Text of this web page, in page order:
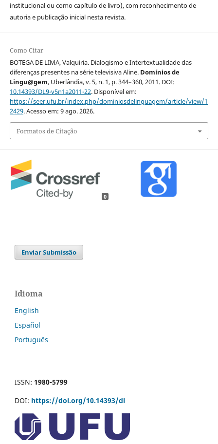
institucional ou como capítulo de livro), com reconhecimento de
autoria e publicação inicial nesta revista.
Como Citar
BOTEGA DE LIMA, Valquiria. Dialogismo e Intertextualidade das
diferenças presentes na série televisiva Aline. Domínios de
Lingu@gem, Uberlândia, v. 5, n. 1, p. 344–360, 2011. DOI:
10.14393/DL9-v5n1a2011-22. Disponível em:
https://seer.ufu.br/index.php/dominiosdelinguagem/article/view/1
2429. Acesso em: 9 ago. 2026.
Formatos de Citação
0
Enviar Submissão
Idioma
English
Español
Português
ISSN: 1980-5799
DOI: https://doi.org/10.14393/dl